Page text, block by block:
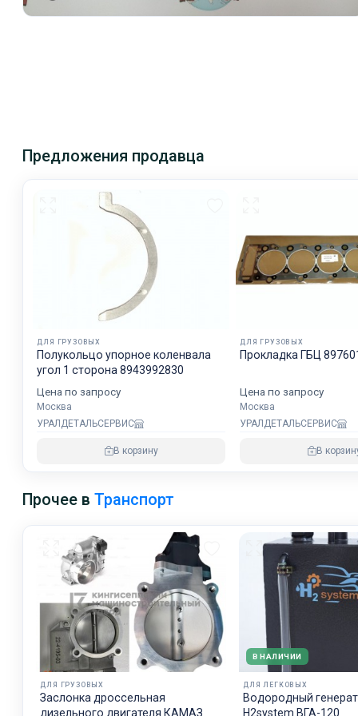
Предложения продавца
ДЛЯ ГРУЗОВЫХ
Полукольцо упорное коленвала
угол 1 сторона 8943992830
Цена по запросу
Москва
УРАЛДЕТАЛЬСЕРВИС
В корзину
ДЛЯ ГРУЗОВЫХ
Прокладка ГБЦ
Цена по запросу
Москва
УРАЛДЕТАЛЬСЕРВИС
В
Прочее вТранспорт
ДЛЯ ГРУЗОВЫХ
Заслонка дроссельная
дизельного двигателя КАМАЗ
В НАЛИЧИИ
ДЛЯ ЛЕГКОВЫХ
Водородный
H2system ВГА-120